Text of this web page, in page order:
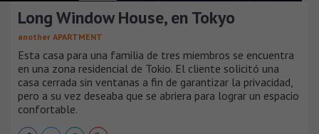
Long Window House, en Tokyo
another APARTMENT
Esta casa para una familia de tres miembros se encuentra
en una zona residencial de Tokio. El cliente solicitó una
casa cerrada sin ventanas a fin de garantizar la privacidad,
pero a su vez deseaba que se abriera para lograr un espacio
confortable.